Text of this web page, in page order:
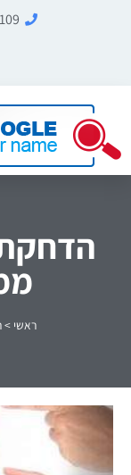
הדחקת
ראשי >